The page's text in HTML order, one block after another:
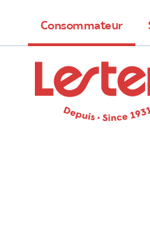
Consommateur